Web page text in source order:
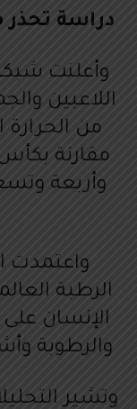
دراسة
وأعلنت
اللاعبين
من الحرارة
مقارنة
وأربعة
واعتمدت
الرطبة
الإنسان
والرطوبة
وتشير